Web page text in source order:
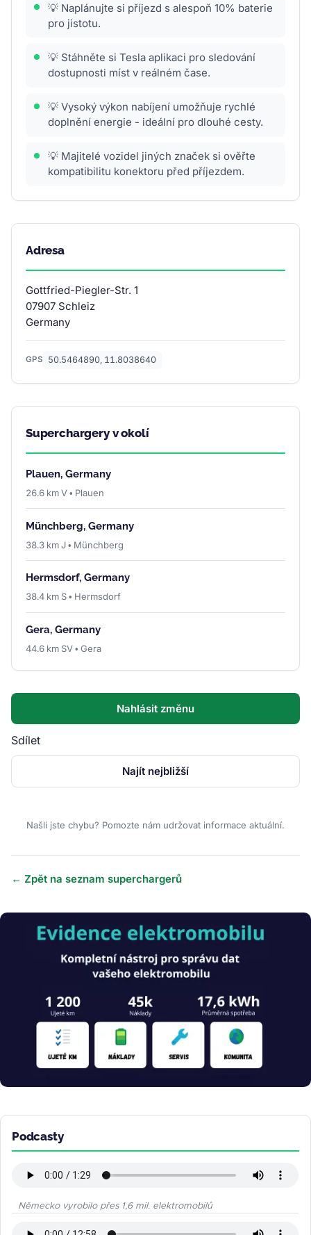
💡 Naplánujte si příjezd s alespoň 10% baterie
pro jistotu.
💡 Stáhněte si Tesla aplikaci pro sledování
dostupnosti míst v reálném čase.
💡 Vysoký výkon nabíjení umožňuje rychlé
doplnění energie - ideální pro dlouhé cesty.
💡 Majitelé vozidel jiných značek si ověřte
kompatibilitu konektoru před příjezdem.
Adresa
Gottfried-Piegler-Str. 1
07907 Schleiz
Germany
GPS 50.5464890, 11.8038640
Superchargery v okolí
Plauen, Germany
26.6 km V • Plauen
Münchberg, Germany
38.3 km J • Münchberg
Hermsdorf, Germany
38.4 km S • Hermsdorf
Gera, Germany
44.6 km SV • Gera
Nahlásit změnu
Sdílet
Najít nejbližší
Našli jste chybu? Pomozte nám udržovat informace aktuální.
← Zpět na seznam superchargerů
Obrázek
Podcasty
Německo vyrobilo přes 1,6 mil. elektromobilů